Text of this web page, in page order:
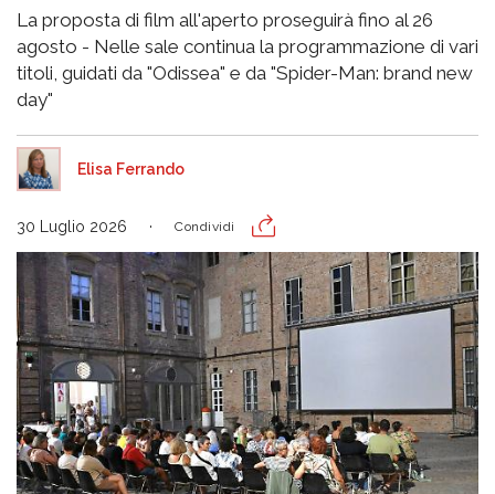
La proposta di film all'aperto proseguirà fino al 26
agosto - Nelle sale continua la programmazione di vari
titoli, guidati da "Odissea" e da "Spider-Man: brand new
day"
Elisa Ferrando
30 Luglio 2026 Condividi